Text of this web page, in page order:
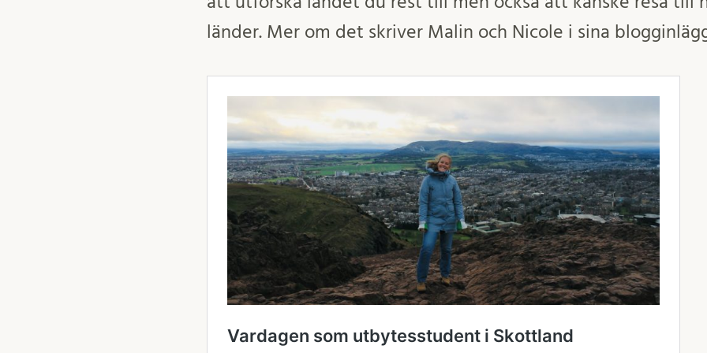
länder. Mer om det skriver Malin och Nicole i sina